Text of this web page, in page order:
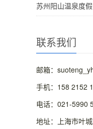
苏州阳山温泉度
联系我们
邮箱：
手机：158 2152
电话：021-5990
地址：上海市叶